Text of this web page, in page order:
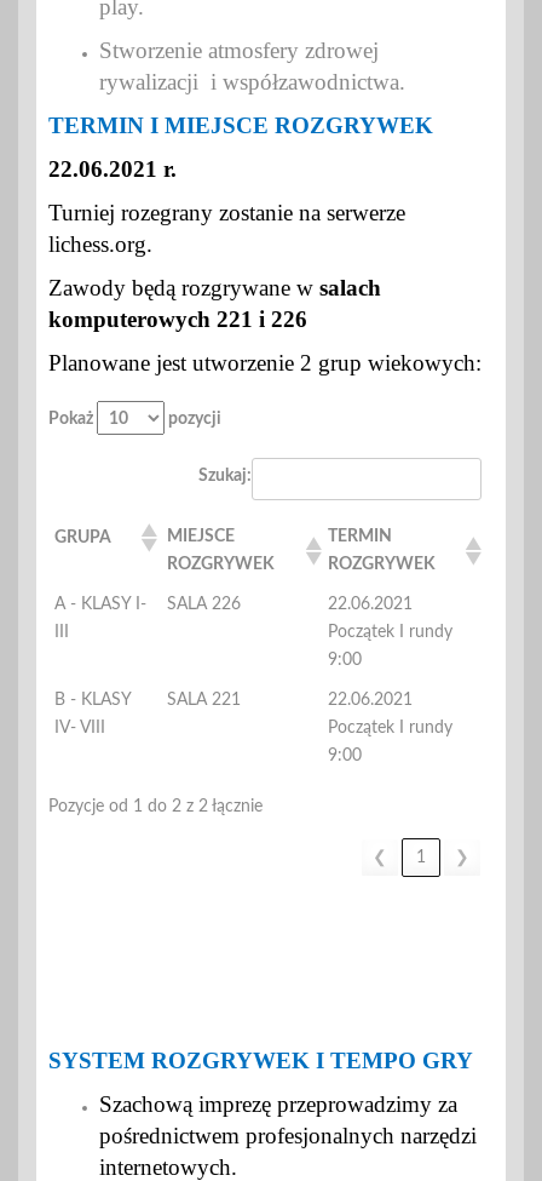
play.
Stworzenie atmosfery zdrowej
rywalizacji i współzawodnictwa.
TERMIN I MIEJSCE ROZGRYWEK
22.06.2021 r.
Turniej rozegrany zostanie na serwerze
lichess.org.
Zawody będą rozgrywane w salach
komputerowych 221 i 226
Planowane jest utworzenie 2 grup wiekowych:
Pokaż pozycji
Szukaj:
GRUPA
MIEJSCE
ROZGRYWEK
TERMIN
ROZGRYWEK
A - KLASY I-
SALA 226
22.06.2021
Początek I rundy
9:00
B - KLASY
IV- VIII
SALA 221
22.06.2021
Początek I rundy
9:00
Pozycje od 1 do 2 z 2 łącznie
❮ 1 ❯
SYSTEM ROZGRYWEK I TEMPO GRY
Szachową imprezę przeprowadzimy za
pośrednictwem profesjonalnych narzędzi
internetowych.